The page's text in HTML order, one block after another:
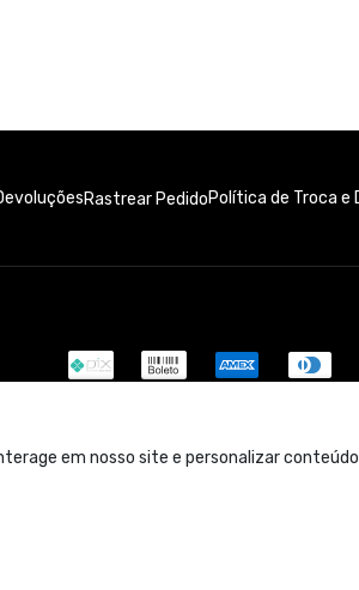
em nosso site e personalizar
Rastrear PedidoPolítica de Troca e